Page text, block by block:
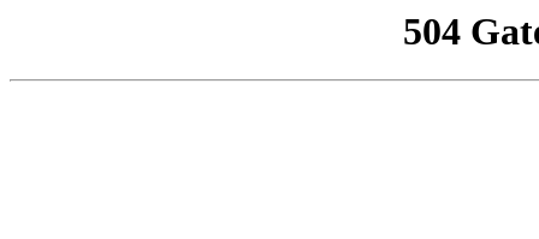
504